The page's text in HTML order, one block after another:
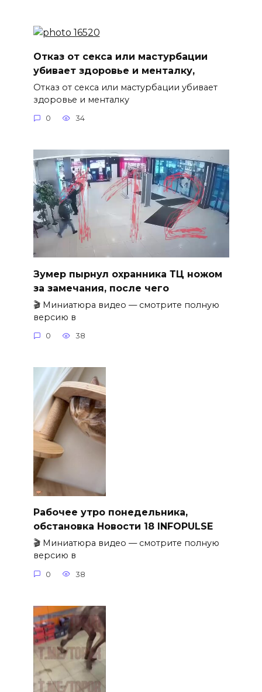
Отказ от секса или мастурбации
убивает здоровье и менталку,
Отказ от секса или мастурбации убивает
здоровье и менталку
0 34
Зумер пырнул охранника ТЦ ножом
за замечания, после чего
🎬 Миниатюра видео — смотрите полную
версию в
0 38
Рабочее утро понедельника,
обстановка Новости 18 INFOPULSE
🎬 Миниатюра видео — смотрите полную
версию в
0 38